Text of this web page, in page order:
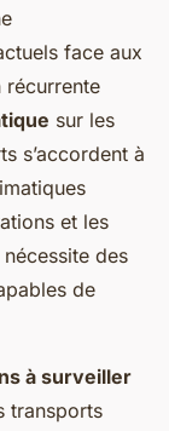
face aux
récurrente
sur les
s’accordent à
et les
des
de
à surveiller
transports